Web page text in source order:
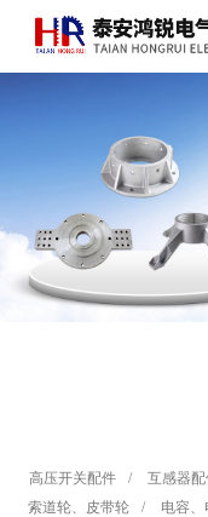
高压开关配件 / 互感器配
索道轮、皮带轮
/ 电容